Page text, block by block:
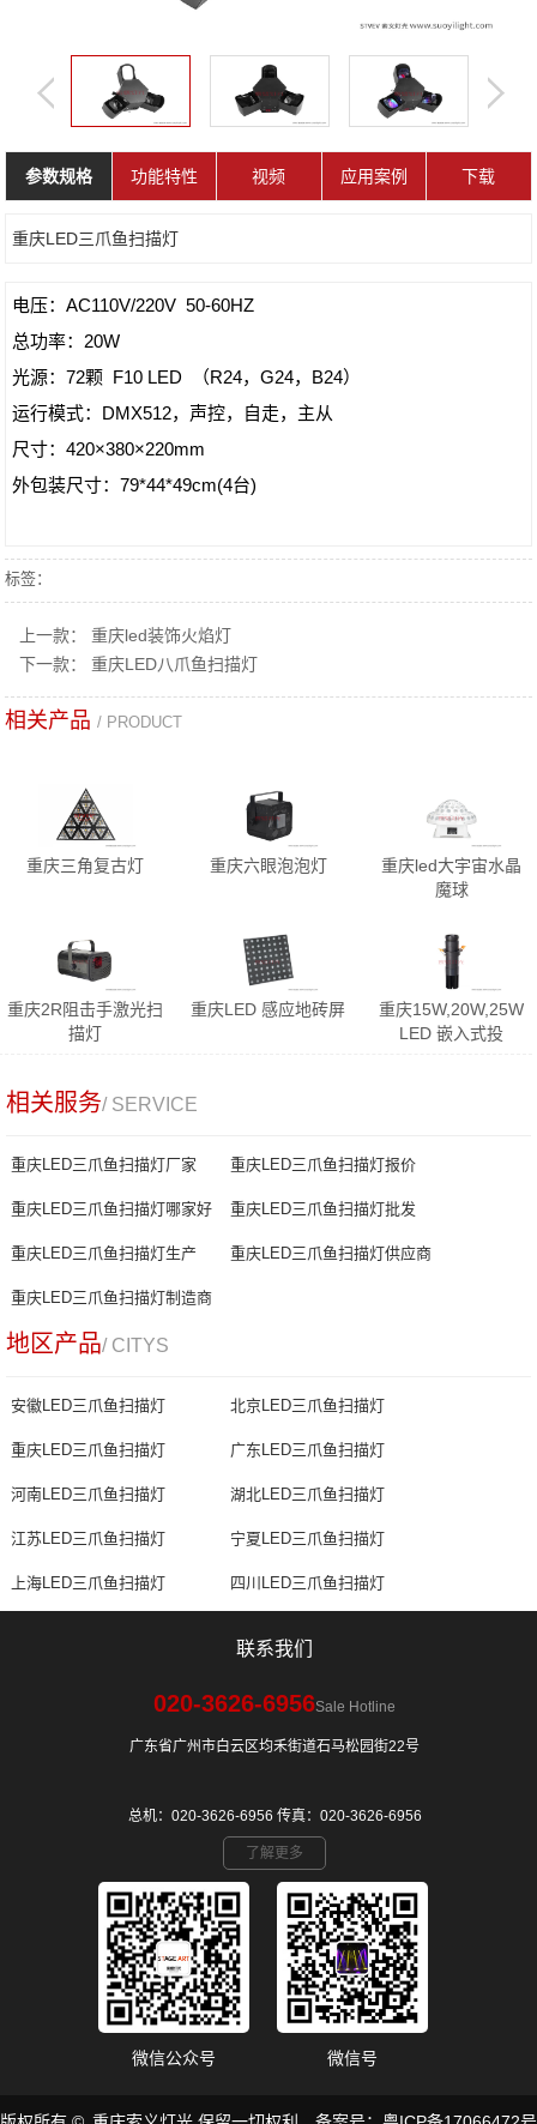
参数规格 功能特性 视频 应用案例 下载
重庆LED三爪鱼扫描灯
电压：AC110V/220V 50-60HZ
总功率：20W
光源：72颗 F10 LED （R24，G24，B24）
运行模式：DMX512，声控，自走，主从
尺寸：420×380×220mm
外包装尺寸：79*44*49cm(4台)
标签：
上一款：重庆led装饰火焰灯
下一款：重庆LED八爪鱼扫描灯
相关产品/ PRODUCT
重庆三角复古灯 重庆六眼泡泡灯
重庆led大宇宙水晶
魔球
重庆2R阻击手激光扫
描灯
重庆LED 感应地砖屏
重庆15W,20W,25W
LED 嵌入式投
相关服务/ SERVICE
重庆LED三爪鱼扫描灯厂家 重庆LED三爪鱼扫描灯报价
重庆LED三爪鱼扫描灯哪家好 重庆LED三爪鱼扫描灯批发
重庆LED三爪鱼扫描灯生产 重庆LED三爪鱼扫描灯供应商
重庆LED三爪鱼扫描灯制造商
地区产品/ CITYS
安徽LED三爪鱼扫描灯 北京LED三爪鱼扫描灯
重庆LED三爪鱼扫描灯 广东LED三爪鱼扫描灯
河南LED三爪鱼扫描灯 湖北LED三爪鱼扫描灯
江苏LED三爪鱼扫描灯 宁夏LED三爪鱼扫描灯
上海LED三爪鱼扫描灯 四川LED三爪鱼扫描灯
联系我们
020-3626-6956Sale Hotline
广东省广州市白云区均禾街道石马松园街22号
总机：020-3626-6956 传真：020-3626-6956
了解更多
微信公众号 微信号